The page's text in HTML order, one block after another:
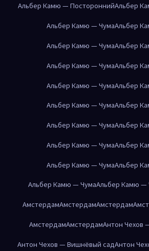
Альбер Камю — ПостороннийАльбер
Альбер Камю — ЧумаАльбер
Альбер Камю — ЧумаАльбер
Альбер Камю — ЧумаАльбер
Альбер Камю — ЧумаАльбер
Альбер Камю — ЧумаАльбер
Альбер Камю — ЧумаАльбер
Альбер Камю — ЧумаАльбер
Альбер Камю — ЧумаАльбер
Альбер Камю — ЧумаАльбер Камю —
АмстердамАмстердамАмстердам
АмстердамАмстердамАнтон Чехов
Антон Чехов — Вишнёвый садАнтон